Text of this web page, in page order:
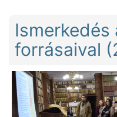
Ismerkedés
forrásaival